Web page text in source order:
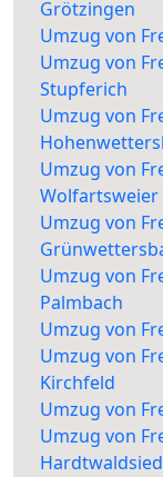
Grötzingen
Umzug von
Umzug von
Stupferich
Umzug von
Umzug von
Wolfartsweier
Umzug von
Umzug von
Palmbach
Umzug von
Umzug von
Kirchfeld
Umzug von
Umzug von